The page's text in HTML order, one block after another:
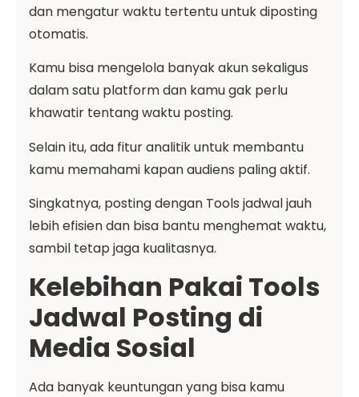
dan mengatur waktu tertentu untuk diposting
otomatis.
Kamu bisa mengelola banyak akun sekaligus
dalam satu platform dan kamu gak perlu
khawatir tentang waktu posting.
Selain itu, ada fitur analitik untuk membantu
kamu memahami kapan audiens paling aktif.
Singkatnya, posting dengan Tools jadwal jauh
lebih efisien dan bisa bantu menghemat waktu,
sambil tetap jaga kualitasnya.
Kelebihan Pakai Tools
Jadwal Posting di
Media Sosial
Ada banyak keuntungan yang bisa kamu